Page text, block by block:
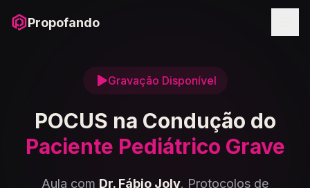
Propofando
Gravação Disponível
POCUS na Condução do
Paciente Pediátrico Grave
Aula com Dr. Fábio Joly. Protocolos de